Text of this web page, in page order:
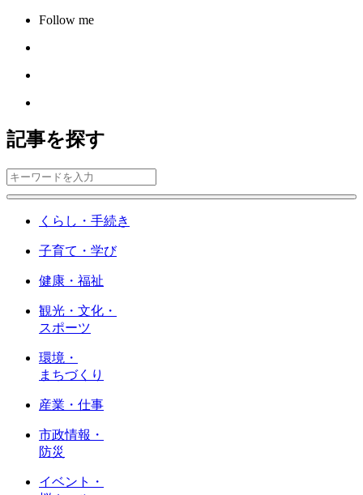
Follow me
記事を探す
くらし・手続き
子育て・学び
健康・福祉
観光・文化・
スポーツ
環境・
まちづくり
産業・仕事
市政情報・
防災
イベント・